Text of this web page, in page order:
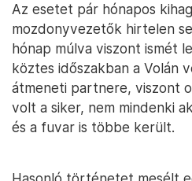
Az esetet pár hónapos
mozdonyvezetők hirtelen
hónap múlva viszont ismét
köztes időszakban a Volán
átmeneti partnere, viszont
volt a siker, nem mindenki
és a fuvar is többe került.